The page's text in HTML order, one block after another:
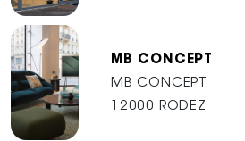
MB CONCEPT
MB CONCEPT
12000 RODEZ